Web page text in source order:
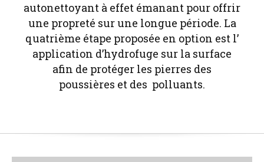
autonettoyant à effet émanant pour offrir
une propreté sur une longue période. La
quatrième étape proposée en option est l’
application d’hydrofuge sur la surface
afin de protéger les pierres des
poussières et des polluants.